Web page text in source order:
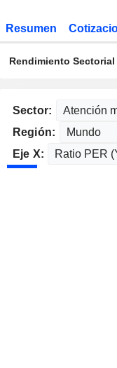
Resumen
Rendimiento Sectorial
Sector:
Región:
Eje X: